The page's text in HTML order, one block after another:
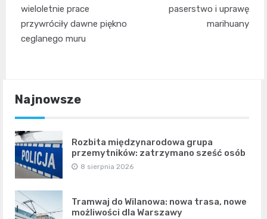
wieloletnie prace
przywróciły dawne piękno
ceglanego muru
paserstwo i uprawę
marihuany
Najnowsze
Rozbita międzynarodowa grupa
przemytników: zatrzymano sześć osób
8 sierpnia 2026
Tramwaj do Wilanowa: nowa trasa, nowe
możliwości dla Warszawy